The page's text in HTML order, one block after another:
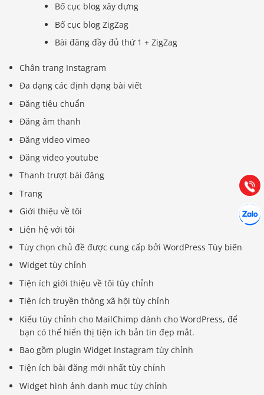
Bố cục blog xây dựng
Bố cục blog ZigZag
Bài đăng đầy đủ thứ 1 + ZigZag
Chân trang Instagram
Đa dạng các định dạng bài viết
Đăng tiêu chuẩn
Đăng âm thanh
Đăng video vimeo
Đăng video youtube
Thanh trượt bài đăng
Trang
Giới thiệu về tôi
Liên hệ với tôi
Tùy chọn chủ đề được cung cấp bởi WordPress Tùy biến
Widget tùy chỉnh
Tiện ích giới thiệu về tôi tùy chỉnh
Tiện ích truyền thông xã hội tùy chỉnh
Kiểu tùy chỉnh cho MailChimp dành cho WordPress, để
bạn có thể hiển thị tiện ích bản tin đẹp mắt.
Bao gồm plugin Widget Instagram tùy chỉnh
Tiện ích bài đăng mới nhất tùy chỉnh
Widget hình ảnh danh mục tùy chỉnh
Gọi
(028) 22.166.144
Chát